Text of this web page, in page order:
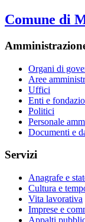
Comune di
Organi di
Aree
Uffici
Enti e
Politici
Personale
Documenti e
Servizi
Anagrafe e
Cultura e
Vita lavorativa
Imprese e
Appalti